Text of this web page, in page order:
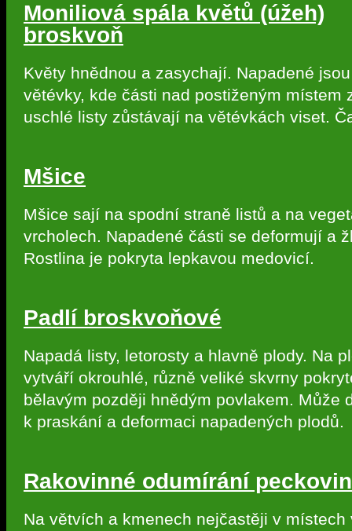
Moniliová spála květů (úžeh)
broskvoň
Květy hnědnou a zasychají. Napadené
větévky, kde části nad postiženým místem
uschlé listy zůstávají na větévkách viset.
Mšice
Mšice sají na spodní straně listů a na
vrcholech. Napadené části se deformují a
Rostlina je pokryta lepkavou medovicí.
Padlí broskvoňové
Napadá listy, letorosty a hlavně plody. Na
vytváří okrouhlé, různě veliké skvrny
bělavým později hnědým povlakem. Může
k praskání a deformaci napadených plodů.
Rakovinné odumírání peckovin
Na větvích a kmenech nejčastěji v místech